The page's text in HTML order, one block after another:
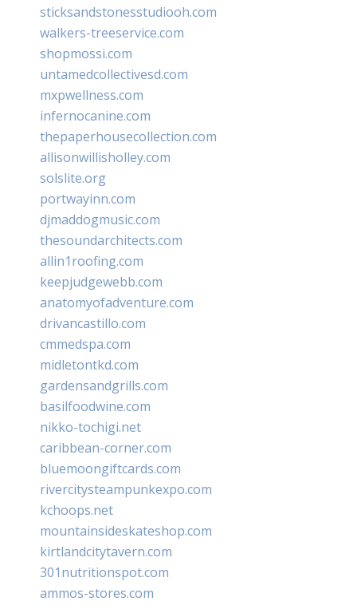
sticksandstonesstudiooh.com
walkers-treeservice.com
shopmossi.com
untamedcollectivesd.com
mxpwellness.com
infernocanine.com
thepaperhousecollection.com
allisonwillisholley.com
solslite.org
portwayinn.com
djmaddogmusic.com
thesoundarchitects.com
allin1roofing.com
keepjudgewebb.com
anatomyofadventure.com
drivancastillo.com
cmmedspa.com
midletontkd.com
gardensandgrills.com
basilfoodwine.com
nikko-tochigi.net
caribbean-corner.com
bluemoongiftcards.com
rivercitysteampunkexpo.com
kchoops.net
mountainsideskateshop.com
kirtlandcitytavern.com
301nutritionspot.com
ammos-stores.com